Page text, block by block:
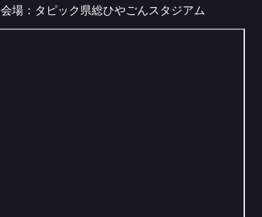
会場：タピック県総ひやごんスタジアム